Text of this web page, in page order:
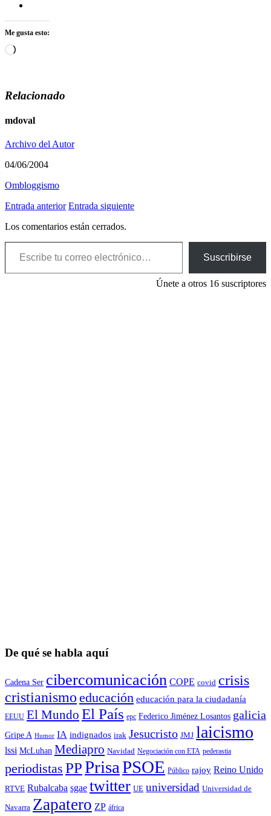
Me gusta esto:
Cargando...
Relacionado
mdoval
Archivo del Autor
04/06/2004
Ombloggismo
Entrada anterior Entrada siguiente
Los comentarios están cerrados.
Escribe tu correo electrónico…
Suscribirse
Únete a otros 16 suscriptores
De qué se habla aquí
Cadena Ser cibercomunicación COPE covid crisis
cristianismo educación educación para la ciudadaní­a
EEUU El Mundo El País epc Federico Jiménez Losantos galicia
Gripe A Humor IA indignados irak Jesucristo JMJ laicismo
lssi McLuhan Mediapro Navidad Negociación con ETA pederastia
periodistas PPPrisaPSOE Público rajoy Reino Unido
RTVE Rubalcaba sgae twitter UE universidad Universidad de
Navarra Zapatero ZP áfrica